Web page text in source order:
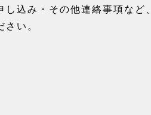
込み・その他連絡事項など、
い。